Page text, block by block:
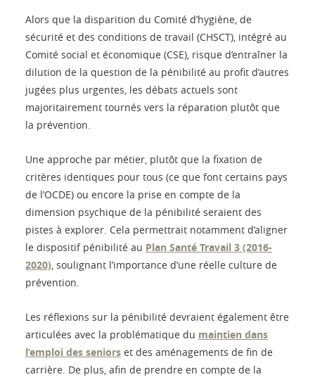
Alors que la disparition du Comité d’hygiène, de
sécurité et des conditions de travail (CHSCT), intégré au
Comité social et économique (CSE), risque d’entraîner la
dilution de la question de la pénibilité au profit d’autres
jugées plus urgentes, les débats actuels sont
majoritairement tournés vers la réparation plutôt que
la prévention.
Une approche par métier, plutôt que la fixation de
critères identiques pour tous (ce que font certains pays
de l’OCDE) ou encore la prise en compte de la
dimension psychique de la pénibilité seraient des
pistes à explorer. Cela permettrait notamment d’aligner
le dispositif pénibilité au Plan Santé Travail 3 (2016-
2020), soulignant l’importance d’une réelle culture de
prévention.
Les réflexions sur la pénibilité devraient également être
articulées avec la problématique du maintien dans
l’emploi des seniors et des aménagements de fin de
carrière. De plus, afin de prendre en compte de la